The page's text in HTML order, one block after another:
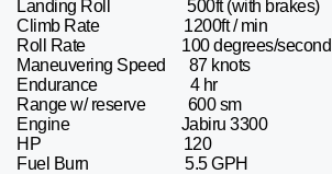
Landing Roll 500ft (with brakes)
Climb Rate 1200ft / min
Roll Rate 100 degrees/second
Maneuvering Speed 87 knots
Endurance 4 hr
Range w/ reserve 600 sm
Engine Jabiru 3300
HP 120
Fuel Burn 5.5 GPH